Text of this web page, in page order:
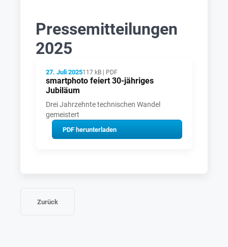
Pressemitteilungen
2025
27. Juli 2025117 kB | PDF
smartphoto feiert 30-jähriges
Jubiläum
Drei Jahrzehnte technischen Wandel
gemeistert
PDF herunterladen
Zurück